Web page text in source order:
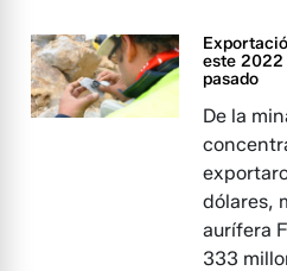
este 2022
pasado
De la
dólares,
aurífera
333